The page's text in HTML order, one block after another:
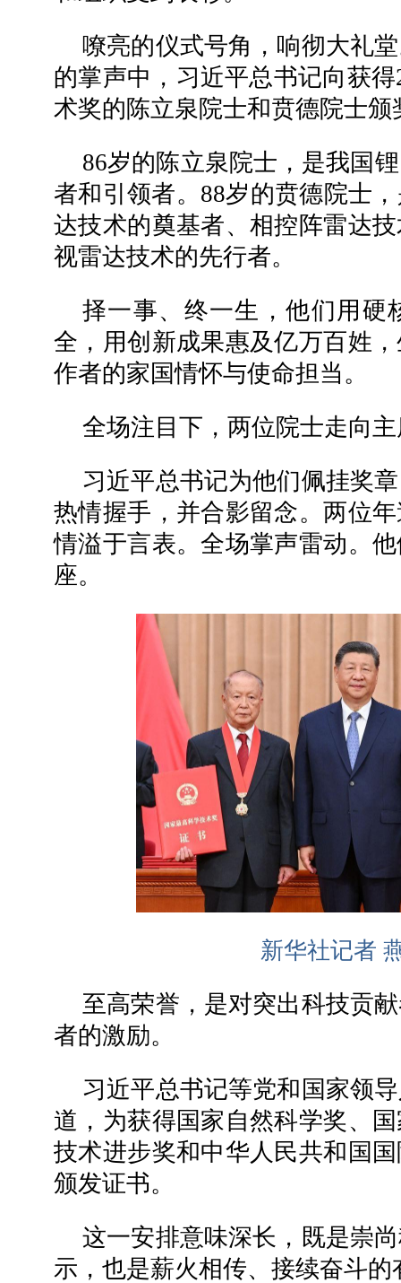
嘹亮的仪式号角，响彻大礼
的掌声中，习近平总书记向获
术奖的陈立泉院士和贲德院士颁
86岁的陈立泉院士，是我国
者和引领者。88岁的贲德院士
达技术的奠基者、相控阵雷达
视雷达技术的先行者。
择一事、终一生，他们用硬
全，用创新成果惠及亿万百姓
作者的家国情怀与使命担当。
全场注目下，两位院士走向
习近平总书记为他们佩挂奖
热情握手，并合影留念。两位
情溢于言表。全场掌声雷动。
座。
新华社记者
至高荣誉，是对突出科技贡
者的激励。
习近平总书记等党和国家领
道，为获得国家自然科学奖、
技术进步奖和中华人民共和国
颁发证书。
这一安排意味深长，既是崇
示，也是薪火相传、接续奋斗的